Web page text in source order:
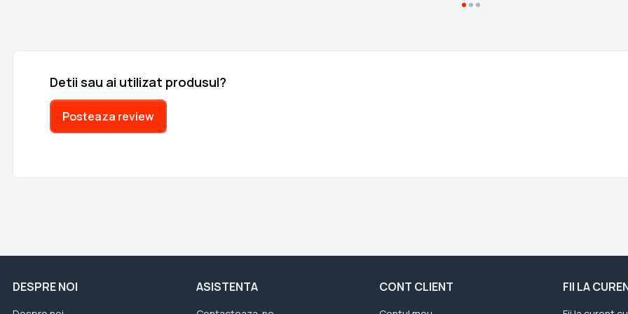
Detii sau ai utilizat produsul?
Posteaza review
DESPRE NOI ASISTENTA CONT CLIENT FII LA